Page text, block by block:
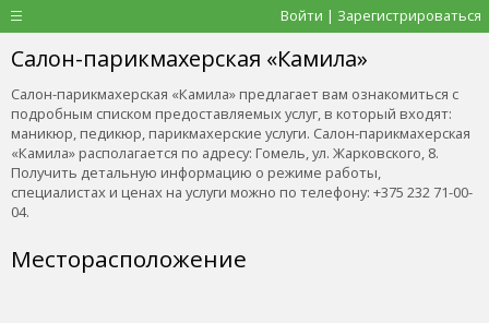
Войти | Зарегистрироваться
Салон-парикмахерская «Камила»
Салон-парикмахерская «Камила» предлагает вам ознакомиться с
подробным списком предоставляемых услуг, в который входят:
маникюр, педикюр, парикмахерские услуги. Салон-парикмахерская
«Камила» располагается по адресу: Гомель, ул. Жарковского, 8.
Получить детальную информацию о режиме работы,
специалистах и ценах на услуги можно по телефону: +375 232 71-00-
04.
Месторасположение